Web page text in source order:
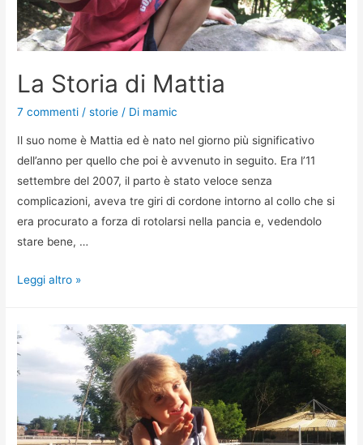
La Storia di Mattia
7 commenti /storie / Di mamic
Il suo nome è Mattia ed è nato nel giorno più significativo
dell’anno per quello che poi è avvenuto in seguito. Era l’11
settembre del 2007, il parto è stato veloce senza
complicazioni, aveva tre giri di cordone intorno al collo che si
era procurato a forza di rotolarsi nella pancia e, vedendolo
stare bene, …
Leggi altro »